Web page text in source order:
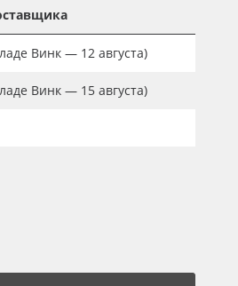
Винк — 12 августа)
Винк — 15 августа)